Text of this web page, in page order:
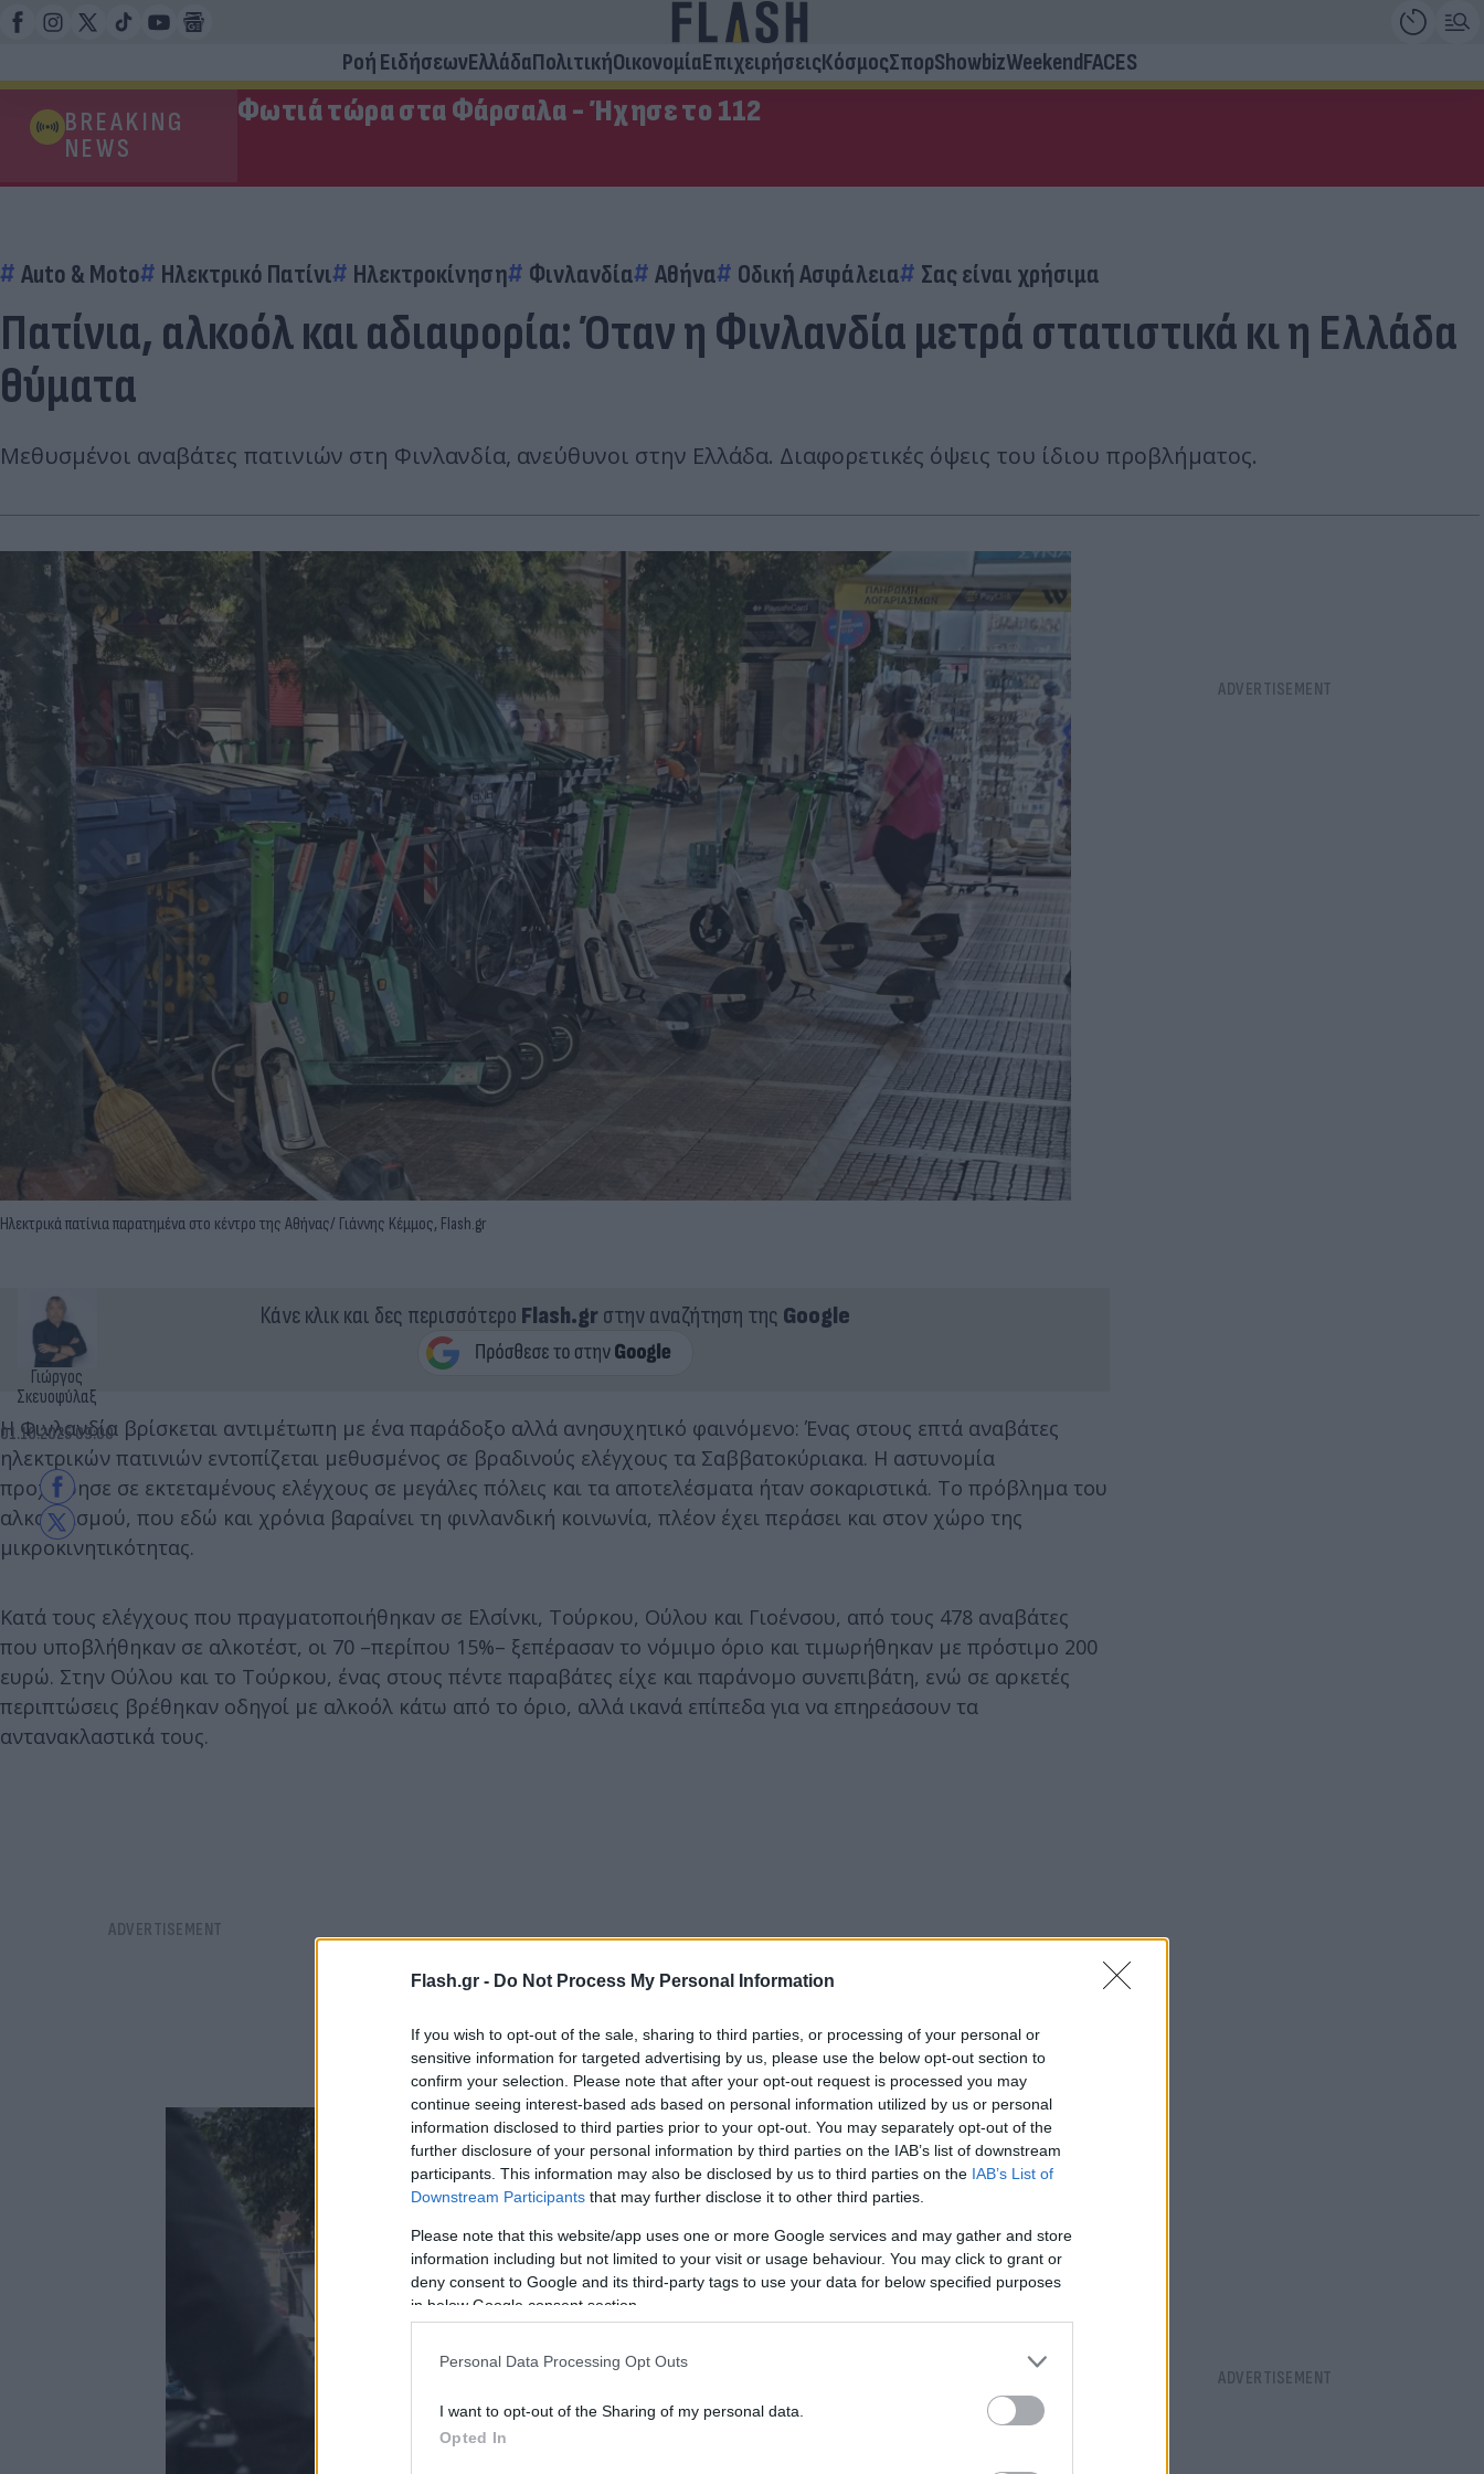
Flash.gr - Do Not Process My Personal Information
If you wish to opt-out of the sale, sharing to third parties, or processing of your personal or
sensitive information for targeted advertising by us, please use the below opt-out section to
confirm your selection. Please note that after your opt-out request is processed you may
continue seeing interest-based ads based on personal information utilized by us or personal
information disclosed to third parties prior to your opt-out. You may separately opt-out of the
further disclosure of your personal information by third parties on the IAB’s list of downstream
participants. This information may also be disclosed by us to third parties on the IAB’s List of
Downstream Participants that may further disclose it to other third parties.
Please note that this website/app uses one or more Google services and may gather and store
information including but not limited to your visit or usage behaviour. You may click to grant or
deny consent to Google and its third-party tags to use your data for below specified purposes
in below Google consent section.
Personal Data Processing Opt Outs
I want to opt-out of the Sharing of my personal data.
Opted In
Ροή ΕιδήσεωνΕλλάδαΠολιτικήΟικονομίαΕπιχειρήσειςΚόσμοςΣπορShowbizWeekendFACES
BREAKING
NEWS
Φωτιά τώρα στα Φάρσαλα - Ήχησε το 112
Auto & Moto Ηλεκτρικό Πατίνι Ηλεκτροκίνηση Φινλανδία Αθήνα Οδική Ασφάλεια Σας είναι χρήσιμα
Πατίνια, αλκοόλ και αδιαφορία: Όταν η Φινλανδία μετρά στατιστικά κι η Ελλάδα
θύματα
Μεθυσμένοι αναβάτες πατινιών στη Φινλανδία, ανεύθυνοι στην Ελλάδα. Διαφορετικές όψεις του ίδιου προβλήματος.
Ηλεκτρικά πατίνια παρατημένα στο κέντρο της Αθήνας/ Γιάννης Kέμμος, Flash.gr
Γιώργος
Σκευοφύλαξ
01.10.2025 09:00
Κάνε κλικ και δες περισσότερο Flash.grστην αναζήτηση της Google
Η Φινλανδία βρίσκεται αντιμέτωπη με ένα παράδοξο αλλά ανησυχητικό φαινόμενο: Ένας στους επτά αναβάτες
ηλεκτρικών πατινιών εντοπίζεται μεθυσμένος σε βραδινούς ελέγχους τα Σαββατοκύριακα. Η αστυνομία
προχώρησε σε εκτεταμένους ελέγχους σε μεγάλες πόλεις και τα αποτελέσματα ήταν σοκαριστικά. Το πρόβλημα του
αλκοολισμού, που εδώ και χρόνια βαραίνει τη φινλανδική κοινωνία, πλέον έχει περάσει και στον χώρο της
μικροκινητικότητας.
Κατά τους ελέγχους που πραγματοποιήθηκαν σε Ελσίνκι, Τούρκου, Ούλου και Γιοένσου, από τους 478 αναβάτες
που υποβλήθηκαν σε αλκοτέστ, οι 70 –περίπου 15%– ξεπέρασαν το νόμιμο όριο και τιμωρήθηκαν με πρόστιμο 200
ευρώ. Στην Ούλου και το Τούρκου, ένας στους πέντε παραβάτες είχε και παράνομο συνεπιβάτη, ενώ σε αρκετές
περιπτώσεις βρέθηκαν οδηγοί με αλκοόλ κάτω από το όριο, αλλά ικανά επίπεδα για να επηρεάσουν τα
αντανακλαστικά τους.